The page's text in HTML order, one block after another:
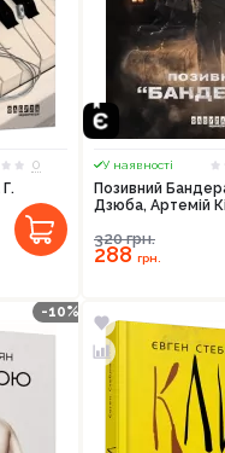
0
У наявності
Позивний
Дзюба, Артемій
320грн.
288грн.
-10%